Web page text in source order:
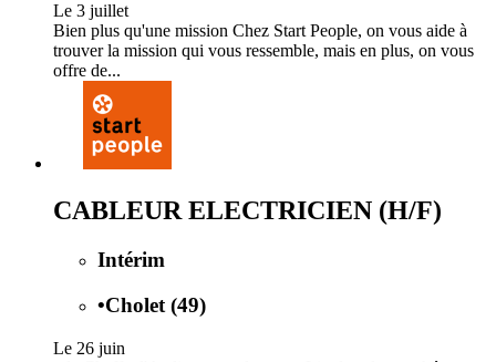
Le 3 juillet
Bien plus qu'une mission Chez Start People, on vous aide à
trouver la mission qui vous ressemble, mais en plus, on vous
offre de...
CABLEUR ELECTRICIEN (H/F)
Intérim
•Cholet (49)
Le 26 juin